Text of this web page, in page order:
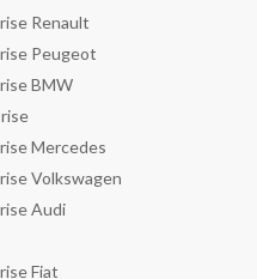
Renault
Peugeot
BMW
Mercedes
Volkswagen
Audi
Fiat